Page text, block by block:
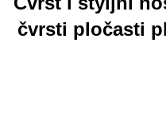
čvrsti pločasti